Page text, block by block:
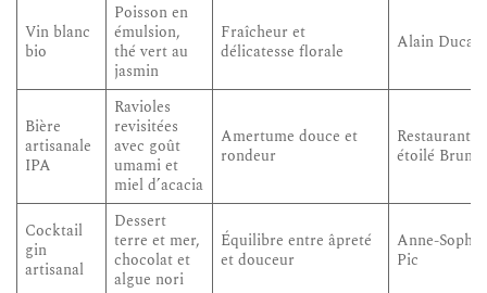
Vin blanc
bio
Poisson en
émulsion,
thé vert au
jasmin
Fraîcheur et
délicatesse florale
Alain
Bière
artisanale
IPA
Ravioles
revisitées
avec goût
umami et
miel d’acacia
Amertume douce et
rondeur
Restaurant
étoilé Bruno
Cocktail
gin
artisanal
Dessert
terre et mer,
chocolat et
algue nori
Équilibre entre âpreté
et douceur
Anne-Sophie
Pic